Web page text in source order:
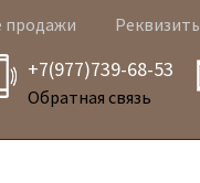
+7(977)739-68-53
Обратная связь